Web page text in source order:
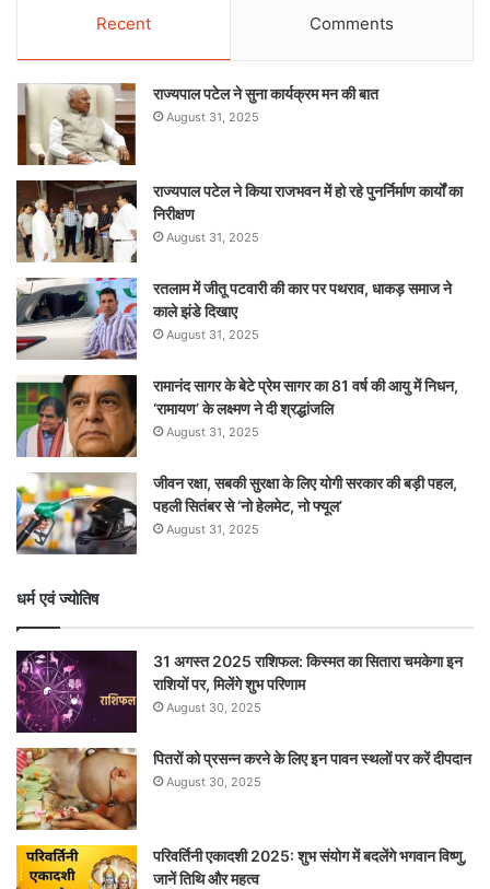
Recent Comments
राज्यपाल पटेल ने सुना कार्यक्रम मन की बात
August 31, 2025
राज्यपाल पटेल ने किया राजभवन में हो रहे पुनर्निर्माण कार्यों का
निरीक्षण
August 31, 2025
रतलाम में जीतू पटवारी की कार पर पथराव, धाकड़ समाज ने
काले झंडे दिखाए
August 31, 2025
रामानंद सागर के बेटे प्रेम सागर का 81 वर्ष की आयु में निधन,
‘रामायण’ के लक्ष्मण ने दी श्रद्धांजलि
August 31, 2025
जीवन रक्षा, सबकी सुरक्षा के लिए योगी सरकार की बड़ी पहल,
पहली सितंबर से ‘नो हेलमेट, नो फ्यूल’
August 31, 2025
धर्म एवं ज्योतिष
31 अगस्त 2025 राशिफल: किस्मत का सितारा चमकेगा इन
राशियों पर, मिलेंगे शुभ परिणाम
August 30, 2025
पितरों को प्रसन्न करने के लिए इन पावन स्थलों पर करें दीपदान
August 30, 2025
परिवर्तिनी एकादशी 2025: शुभ संयोग में बदलेंगे भगवान विष्णु,
जानें तिथि और महत्व